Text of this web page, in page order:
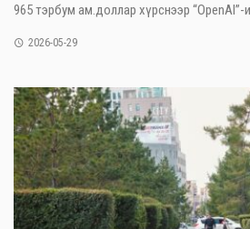
965 тэрбум ам.доллар хүрснээр
2026-05-29